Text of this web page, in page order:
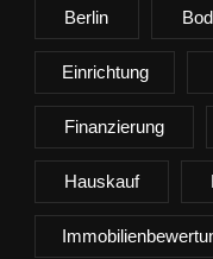
Berlin
Einrichtung
Finanzierung
Hauskauf